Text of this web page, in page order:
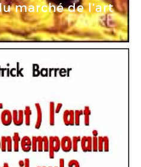
marché de l’art